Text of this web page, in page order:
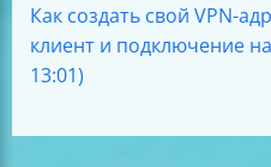
Как создать свой VPN-
клиент и подключение
13:01)